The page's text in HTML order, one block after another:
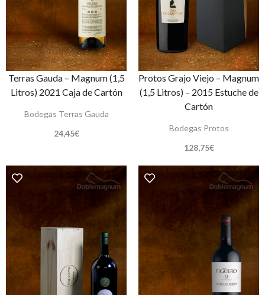
Terras Gauda – Magnum (1,5
Litros) 2021 Caja de Cartón
Bodegas Terras Gauda
24,45€
Protos Grajo Viejo – Magnum
(1,5 Litros) – 2015 Estuche de
Cartón
Bodegas Protos
128,75€